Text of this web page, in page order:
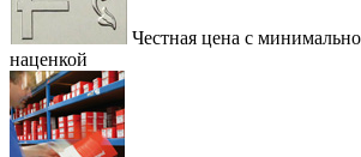
Честная цена с
наценкой